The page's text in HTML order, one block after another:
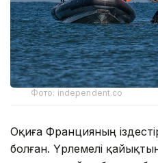
Фото: independent.co
Оқиға Францияның
болған. Үрлемелі